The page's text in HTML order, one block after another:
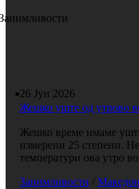
26 Јун 2026
Жешко уште од утрово
Жешко време имаме
измерени 25 степени.
температури ова утро
Занимливости /